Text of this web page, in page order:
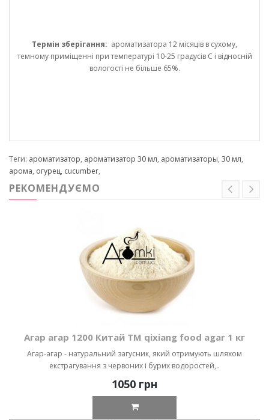
Термін зберігання: ароматизатора 12 місяців в сухому,
темному приміщенні при температурі 10-25 градусів С і відносній
вологості не більше 65%.
Теги: ароматизатор, ароматизатор 30 мл, ароматизаторы, 30 мл,
арома, огурец, cucumber,
РЕКОМЕНДУЄМО
Агар агар 1200 Китай ТМ qixiang food agar 1 кг
Агар-агар - натуральний загусник, який отримують шляхом
екстрагування з червоних і бурих водоростей,..
1050 грн